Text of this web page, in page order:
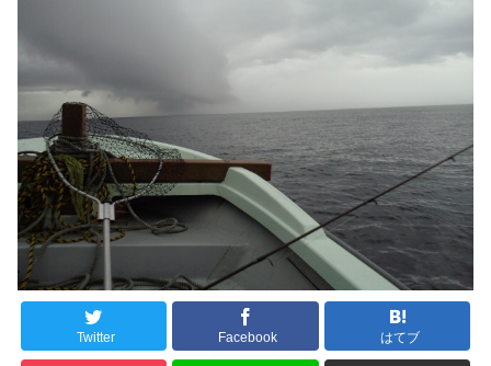
Twitter Facebook はてブ